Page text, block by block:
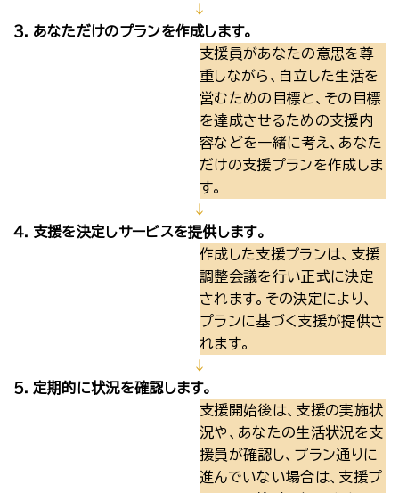
↓
３．あなただけのプランを作成します。
支援員があなたの意思を尊
重しながら、自立した生活を
営むための目標と、その目標
を達成させるための支援内
容などを一緒に考え、あなた
だけの支援プランを作成しま
す。
↓
４．支援を決定しサービスを提供します。
作成した支援プランは、支援
調整会議を行い正式に決定
されます。その決定により、
プランに基づく支援が提供さ
れます。
↓
５．定期的に状況を確認します。
支援開始後は、支援の実施状
況や、あなたの生活状況を支
援員が確認し、プラン通りに
進んでいない場合は、支援プ